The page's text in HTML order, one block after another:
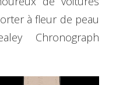
à fleur de peau
Chronograph